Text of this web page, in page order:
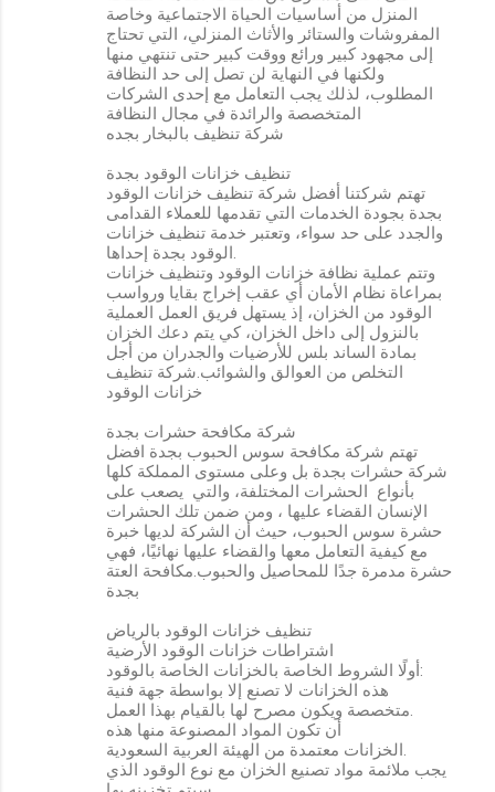
المنزل من أساسيات الحياة الاجتماعية وخاصة
المفروشات والستائر والأثاث المنزلي، التي تحتاج
إلى مجهود كبير ورائع ووقت كبير حتى تنتهي منها
ولكنها في النهاية لن تصل إلى حد النظافة
المطلوب، لذلك يجب التعامل مع إحدى الشركات
المتخصصة والرائدة في مجال النظافة
شركة تنظيف بالبخار بجده
تنظيف خزانات الوقود بجدة
تهتم شركتنا أفضل شركة تنظيف خزانات الوقود
بجدة بجودة الخدمات التي تقدمها للعملاء القدامى
والجدد على حد سواء، وتعتبر خدمة تنظيف خزانات
وتتم عملية نظافة خزانات الوقود وتنظيف خزانات
بمراعاة نظام الأمان أي عقب إخراج بقايا ورواسب
الوقود من الخزان، إذ يستهل فريق العمل العملية
بالنزول إلى داخل الخزان، كي يتم دعك الخزان
بمادة الساند بلس للأرضيات والجدران من أجل
التخلص من العوالق والشوائب.شركة تنظيف
خزانات الوقود
شركة مكافحة حشرات بجدة
تهتم شركة مكافحة سوس الحبوب بجدة افضل
شركة حشرات بجدة بل وعلى مستوى المملكة كلها
بأنواع الحشرات المختلفة، والتي يصعب على
الإنسان القضاء عليها ، ومن ضمن تلك الحشرات
حشرة سوس الحبوب، حيث أن الشركة لديها خبرة
مع كيفية التعامل معها والقضاء عليها نهائيًا، فهي
حشرة مدمرة جدًا للمحاصيل والحبوب.مكافحة العتة
بجدة
تنظيف خزانات الوقود بالرياض
أولًا الشروط الخاصة بالخزانات الخاصة بالوقود:
هذه الخزانات لا تصنع إلا بواسطة جهة فنية
أن تكون المواد المصنوعة منها هذه
يجب ملائمة مواد تصنيع الخزان مع نوع الوقود الذي